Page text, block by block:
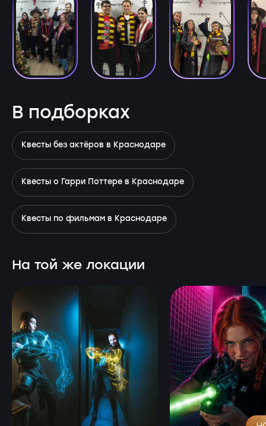
В подборках
Квесты без актёров в Краснодаре
Квесты о Гарри Поттере в Краснодаре
Квесты по фильмам в Краснодаре
На той же локации